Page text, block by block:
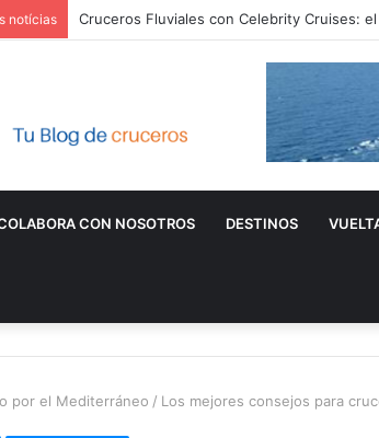
notícias ¿Qué incluye el precio del crucero? ¡Esto
CON NOSOTROS DESTINOS
por el Mediterráneo / Los mejores consejos para